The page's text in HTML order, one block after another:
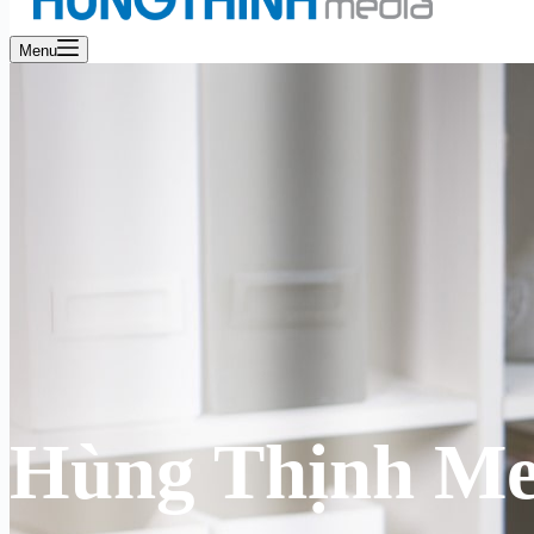
Menu
Hùng Thịnh